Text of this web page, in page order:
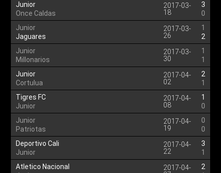
Junior
Once Caldas
2017-03-
18
3
0
Junior
Jaguares
2017-03-
26
1
2
Junior
Millonarios
2017-03-
30
1
1
Junior
Cortulua
2017-04-
02
2
1
Tigres FC
Junior
2017-04-
08
1
0
Junior
Patriotas
2017-04-
19
0
0
Deportivo Cali
Junior
2017-04-
22
3
1
Atletico Nacional
2017-04-
2